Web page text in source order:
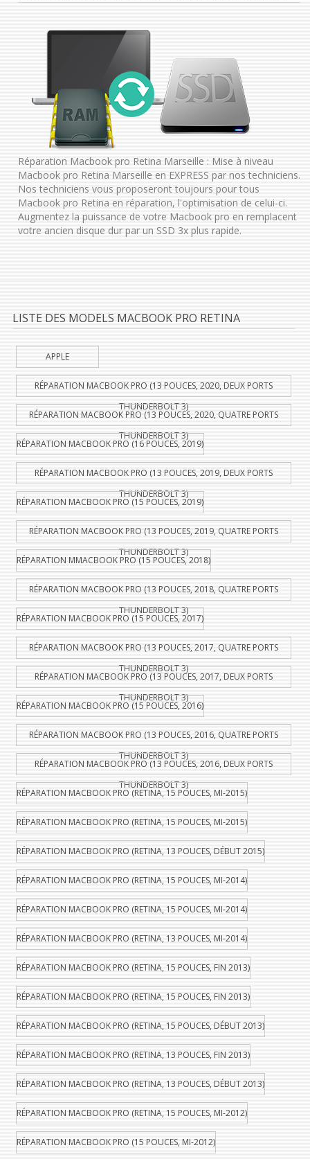
Réparation Macbook pro Retina Marseille : Mise à niveau
Macbook pro Retina Marseille en EXPRESS par nos techniciens.
Nos techniciens vous proposeront toujours pour tous
Macbook pro Retina en réparation, l'optimisation de celui-ci.
Augmentez la puissance de votre Macbook pro en remplacent
votre ancien disque dur par un SSD 3x plus rapide.
LISTE DES MODELS MACBOOK PRO RETINA
APPLE
RÉPARATION MACBOOK PRO (13 POUCES, 2020, DEUX PORTS
THUNDERBOLT 3)
RÉPARATION MACBOOK PRO (13 POUCES, 2020, QUATRE PORTS
THUNDERBOLT 3)
RÉPARATION MACBOOK PRO (16 POUCES, 2019)
RÉPARATION MACBOOK PRO (13 POUCES, 2019, DEUX PORTS
THUNDERBOLT 3)
RÉPARATION MACBOOK PRO (15 POUCES, 2019)
RÉPARATION MACBOOK PRO (13 POUCES, 2019, QUATRE PORTS
THUNDERBOLT 3)
RÉPARATION MMACBOOK PRO (15 POUCES, 2018)
RÉPARATION MACBOOK PRO (13 POUCES, 2018, QUATRE PORTS
THUNDERBOLT 3)
RÉPARATION MACBOOK PRO (15 POUCES, 2017)
RÉPARATION MACBOOK PRO (13 POUCES, 2017, QUATRE PORTS
THUNDERBOLT 3)
RÉPARATION MACBOOK PRO (13 POUCES, 2017, DEUX PORTS
THUNDERBOLT 3)
RÉPARATION MACBOOK PRO (15 POUCES, 2016)
RÉPARATION MACBOOK PRO (13 POUCES, 2016, QUATRE PORTS
THUNDERBOLT 3)
RÉPARATION MACBOOK PRO (13 POUCES, 2016, DEUX PORTS
THUNDERBOLT 3)
RÉPARATION MACBOOK PRO (RETINA, 15 POUCES, MI-2015)
RÉPARATION MACBOOK PRO (RETINA, 15 POUCES, MI-2015)
RÉPARATION MACBOOK PRO (RETINA, 13 POUCES, DÉBUT 2015)
RÉPARATION MACBOOK PRO (RETINA, 15 POUCES, MI-2014)
RÉPARATION MACBOOK PRO (RETINA, 15 POUCES, MI-2014)
RÉPARATION MACBOOK PRO (RETINA, 13 POUCES, MI-2014)
RÉPARATION MACBOOK PRO (RETINA, 15 POUCES, FIN 2013)
RÉPARATION MACBOOK PRO (RETINA, 15 POUCES, FIN 2013)
RÉPARATION MACBOOK PRO (RETINA, 15 POUCES, DÉBUT 2013)
RÉPARATION MACBOOK PRO (RETINA, 13 POUCES, FIN 2013)
RÉPARATION MACBOOK PRO (RETINA, 13 POUCES, DÉBUT 2013)
RÉPARATION MACBOOK PRO (RETINA, 15 POUCES, MI-2012)
RÉPARATION MACBOOK PRO (15 POUCES, MI-2012)